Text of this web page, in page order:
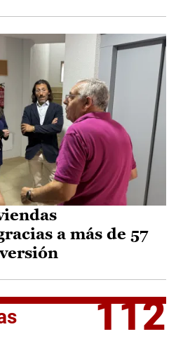
a más de 57
112